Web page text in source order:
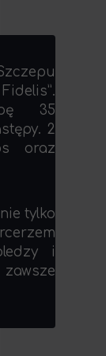
35
2
oraz
tylko
i